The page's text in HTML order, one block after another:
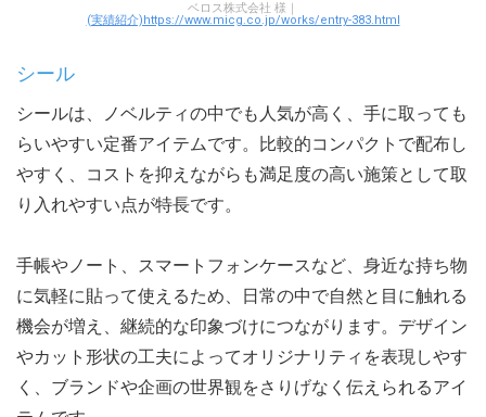
ベロス株式会社 様｜
(実績紹介)https://www.micg.co.jp/works/entry-383.html
シール
シールは、ノベルティの中でも人気が高く、手に取っても
らいやすい定番アイテムです。比較的コンパクトで配布し
やすく、コストを抑えながらも満足度の高い施策として取
り入れやすい点が特長です。
手帳やノート、スマートフォンケースなど、身近な持ち物
に気軽に貼って使えるため、日常の中で自然と目に触れる
機会が増え、継続的な印象づけにつながります。デザイン
やカット形状の工夫によってオリジナリティを表現しやす
く、ブランドや企画の世界観をさりげなく伝えられるアイ